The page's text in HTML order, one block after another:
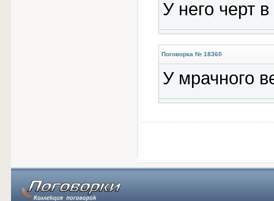
У него черт
Поговорка № 18360
У мрачного